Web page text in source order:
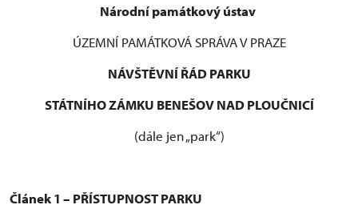
Národní památkový ústav
ÚZEMNÍ PAMÁTKOVÁ SPRÁVA V PRAZE
NÁVŠTĚVNÍ ŘÁD PARKU
STÁTNÍHO ZÁMKU BENEŠOV NAD PLOUČNICÍ
(dále jen „park“)
Článek 1 – PŘÍSTUPNOST PARKU